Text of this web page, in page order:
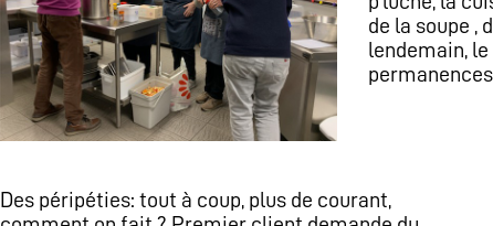
de la soupe ,
lendemain,
Des péripéties: tout à coup, plus de courant,